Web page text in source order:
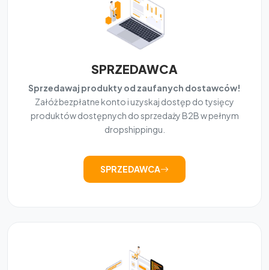
SPRZEDAWCA
Sprzedawaj produkty od zaufanych dostawców!
Załóż bezpłatne konto i uzyskaj dostęp do tysięcy
produktów dostępnych do sprzedaży B2B w pełnym
dropshippingu.
SPRZEDAWCA